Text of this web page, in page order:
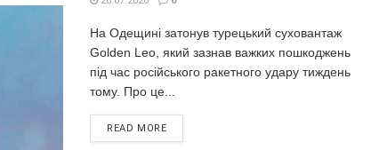
На Одещині затонув турецький суховантаж
Golden Leo, який зазнав важких пошкоджень
під час російського ракетного удару тиждень
тому. Про це...
READ MORE